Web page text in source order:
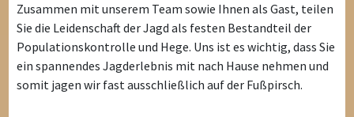
Zusammen mit unserem Team sowie Ihnen als Gast, teilen
Sie die Leidenschaft der Jagd als festen Bestandteil der
Populationskontrolle und Hege. Uns ist es wichtig, dass Sie
ein spannendes Jagderlebnis mit nach Hause nehmen und
somit jagen wir fast ausschließlich auf der Fußpirsch.